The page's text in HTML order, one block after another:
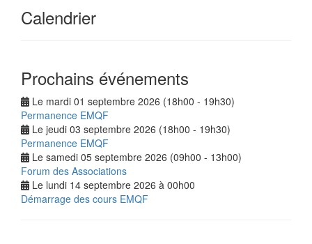
Calendrier
Prochains événements
Le mardi 01 septembre 2026 (18h00 - 19h30)
Permanence EMQF
Le jeudi 03 septembre 2026 (18h00 - 19h30)
Permanence EMQF
Le samedi 05 septembre 2026 (09h00 - 13h00)
Forum des Associations
Le lundi 14 septembre 2026 à 00h00
Démarrage des cours EMQF